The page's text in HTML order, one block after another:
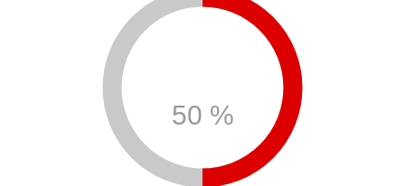
50 %